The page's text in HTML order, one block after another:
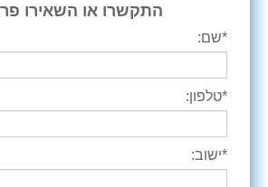
התקשרו או השאירו
*שם:
*טלפון:
*ישוב: